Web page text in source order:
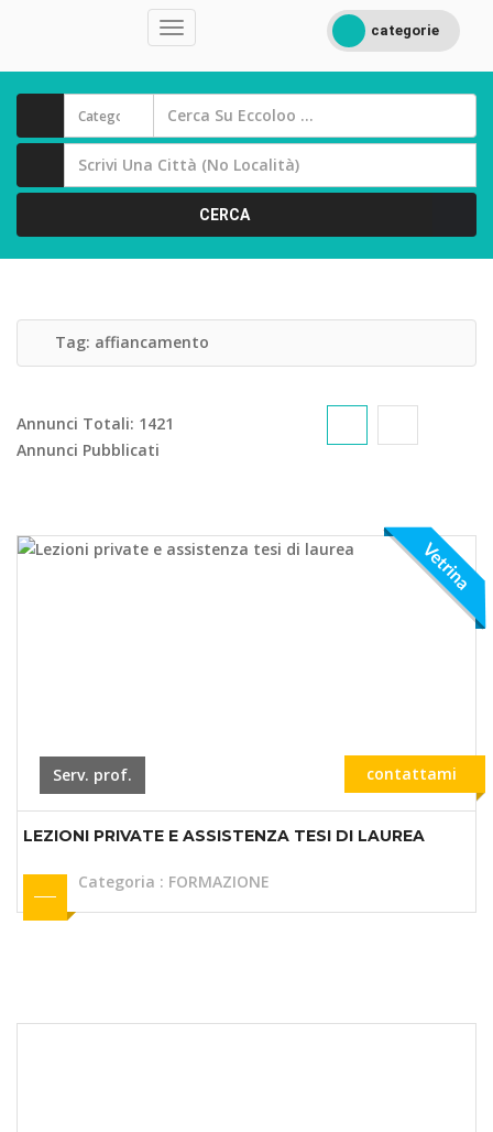
categorie
CERCA
Tag: affiancamento
Annunci Totali: 1421
Annunci Pubblicati
Vetrina
Serv. prof. contattami
LEZIONI PRIVATE E ASSISTENZA TESI DI LAUREA
Categoria : FORMAZIONE